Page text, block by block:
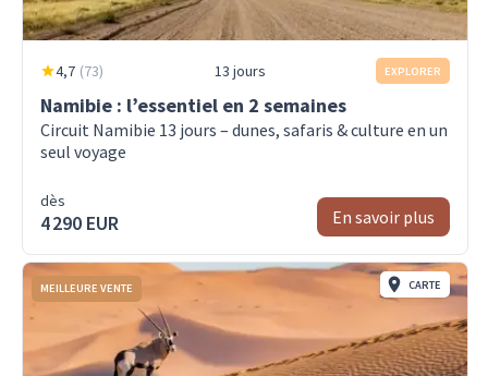
4,7 (73) 13 jours EXPLORER
Namibie : l’essentiel en 2 semaines
Circuit Namibie 13 jours – dunes, safaris & culture en un
seul voyage
dès
4 290 EUR En savoir plus
MEILLEURE VENTE CARTE